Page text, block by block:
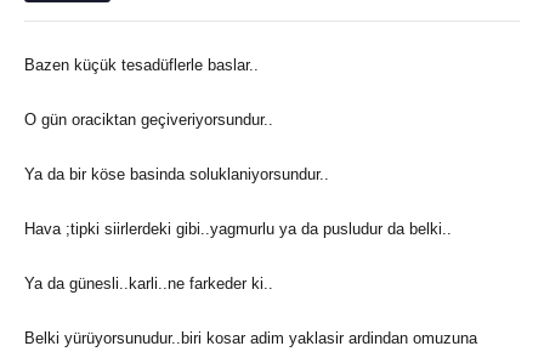
Bazen küçük tesadüflerle baslar..
O gün oraciktan geçiveriyorsundur..
Ya da bir köse basinda soluklaniyorsundur..
Hava ;tipki siirlerdeki gibi..yagmurlu ya da pusludur da belki..
Ya da günesli..karli..ne farkeder ki..
Belki yürüyorsunudur..biri kosar adim yaklasir ardindan omuzuna